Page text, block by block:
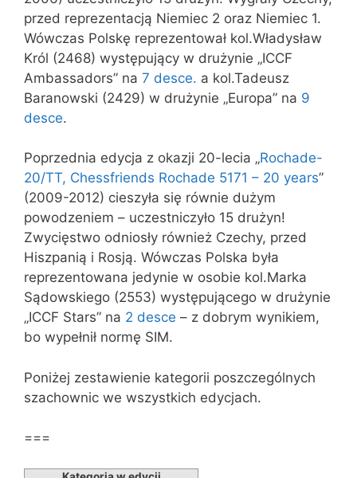
przed reprezentacją Niemiec 2 oraz Niemiec 1.
Wówczas Polskę reprezentował kol.Władysław
Król (2468) występujący w drużynie „ICCF
Ambassadors” na 7 desce. a kol.Tadeusz
Baranowski (2429) w drużynie „Europa” na 9
desce.
Poprzednia edycja z okazji 20-lecia „Rochade-
20/TT, Chessfriends Rochade 5171 – 20 years”
(2009-2012) cieszyła się równie dużym
powodzeniem – uczestniczyło 15 drużyn!
Zwycięstwo odniosły również Czechy, przed
Hiszpanią i Rosją. Wówczas Polska była
reprezentowana jedynie w osobie kol.Marka
Sądowskiego (2553) występującego w drużynie
„ICCF Stars” na 2 desce – z dobrym wynikiem,
bo wypełnił normę SIM.
Poniżej zestawienie kategorii poszczególnych
szachownic we wszystkich edycjach.
===